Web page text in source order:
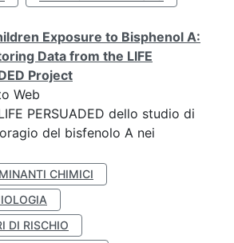
Exposure to Bisphenol A:
Data from the LIFE
Project
Web
PERSUADED dello studio di
del bisfenolo A nei
CHIMICI
DI RISCHIO